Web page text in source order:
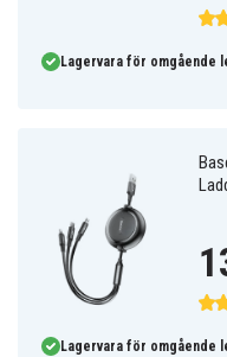
Lagervara för omgående
Lagervara för omgående